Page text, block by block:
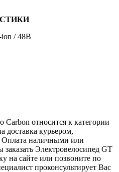
/ 48В
относится к категории
доставка курьером,
наличными или
Электровелосипед GT
на сайте или позвоните по
проконсультирует Вас